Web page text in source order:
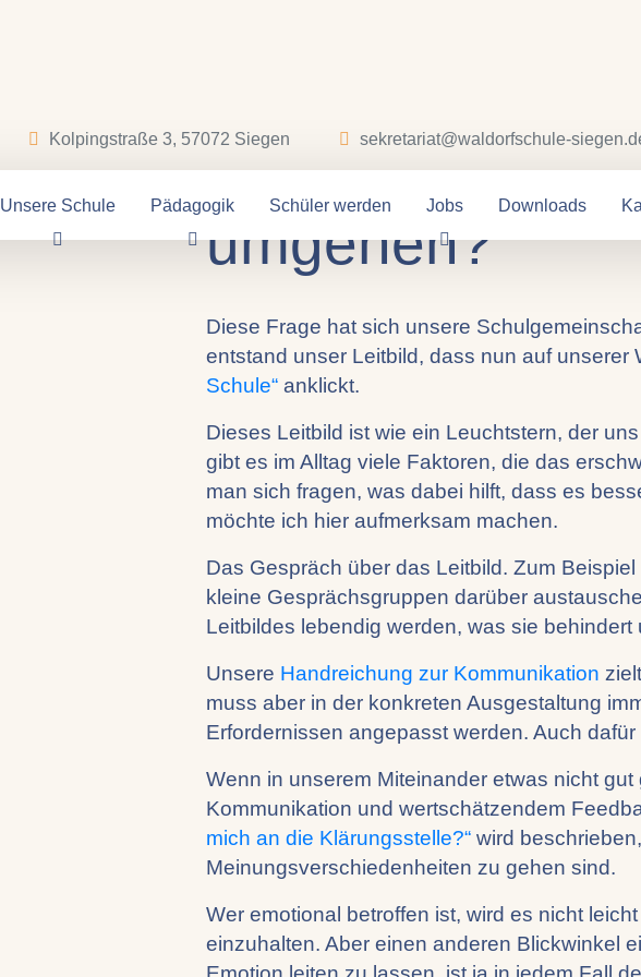
Kolpingstraße 3, 57072 Siegen sekretariat@waldorfschule-
Unsere Schule Pädagogik Schüler werden Jobs Downloads
Wie wollen wir
umgehen?
Diese Frage hat sich unsere
entstand unser Leitbild, dass nun auf unserer
Schule“ anklickt.
Dieses Leitbild ist wie ein Leuchtstern, der
gibt es im Alltag viele Faktoren, die das
man sich fragen, was dabei hilft, dass es
möchte ich hier aufmerksam machen.
Das Gespräch über das Leitbild. Zum
kleine Gesprächsgruppen darüber
Leitbildes lebendig werden, was sie behindert
Unsere Handreichung zur Kommunikation
muss aber in der konkreten Ausgestaltung
Erfordernissen angepasst werden. Auch
Wenn in unserem Miteinander etwas nicht
Kommunikation und wertschätzendem
mich an die Klärungsstelle?“ wird
Meinungsverschiedenheiten zu gehen sind.
Wer emotional betroffen ist, wird es nicht
einzuhalten. Aber einen anderen Blickwinkel